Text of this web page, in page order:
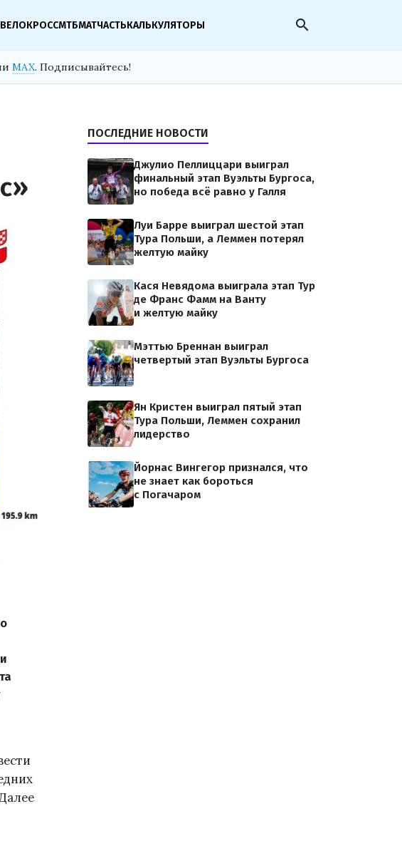
ВЕЛОКРОССМТБМАТЧАСТЬКАЛЬКУЛЯТОРЫ search
MAX. Подписывайтесь!
ПОСЛЕДНИЕ НОВОСТИ
Джулио Пеллиццари выиграл
финальный этап Вуэльты Бургоса,
но победа всё равно у Галля
Луи Барре выиграл шестой этап
Тура Польши, а Леммен потерял
желтую майку
Кася Невядома выиграла этап Тур
де Франс Фамм на Ванту
и желтую майку
Мэттью Бреннан выиграл
четвертый этап Вуэльты Бургоса
Ян Кристен выиграл пятый этап
Тура Польши, Леммен сохранил
лидерство
Йорнас Вингегор признался, что
не знает как бороться
с Погачаром